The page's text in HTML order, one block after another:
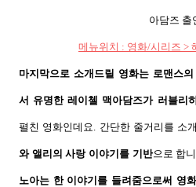
아담즈 출
메뉴위치 : 영화/시리즈 >
마지막으로 소개드릴 영화는 로맨스
서 유명한 레이첼 맥아담즈가 러블리
펼친 영화인데요. 간단한 줄거리를 소
와 앨리 의 사랑 이야기를 기반으로 합
노아는 한 이야기를 들려줌으로써 영